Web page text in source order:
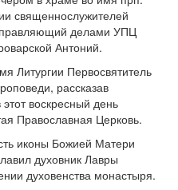
священнослужителей
делами УПЦ
Антоний.
Литургии Первосвятитель
рассказав
воскресный день
Православная Церковь.
иконы Божией Матери
духовник Лавры
духовенства монастыря.